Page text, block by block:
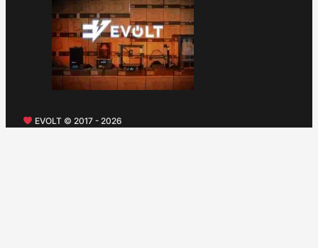
EVOLT © 2017 - 2026